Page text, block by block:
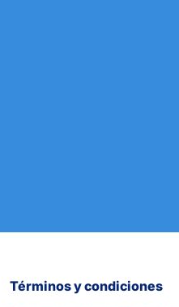
Términos y condiciones